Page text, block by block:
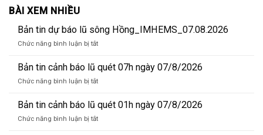
BÀI XEM NHIỀU
Bản tin dự báo lũ sông Hồng_IMHEMS_07.08.2026
Chức năng bình luận bị tắtở
tin
dự
báo
sông
Hồng_IMHEMS_07.08.2026
Bản tin cảnh báo lũ quét 07h ngày 07/8/2026
Chức năng bình luận bị tắtở
tin
cảnh
báo
Bản tin cảnh báo lũ quét 01h ngày 07/8/2026
Chức năng bình luận bị tắtở